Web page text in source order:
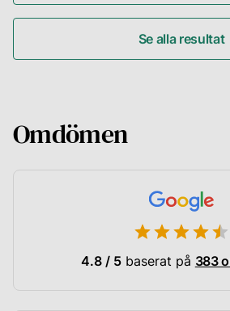
Se alla resultat
Omdömen
4.8 / 5 baserat på 383